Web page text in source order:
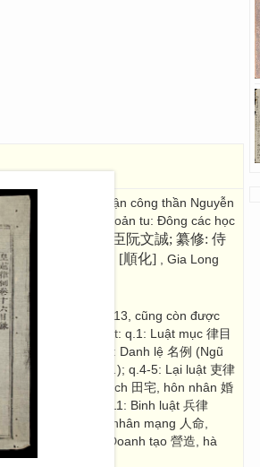
quân Thành quận công thần Nguyễn
Trinh; Hiệp biện toản tu: Đông các học
西大將軍誠郡公臣阮文誠; 纂修: 侍
宥 : [Thuận Hoá ] [順化] , Gia Long
30 x 20
Long vào năm 1813, cũng còn được
luật và hình luật: q.1: Luật mục 律目
hình luật); q.2-3: Danh lệ 名例 (Ngũ
tội 應議者犯罪,…); q.4-5: Lại luật 吏律
dịch 戶役, Điền trạch 田宅, hôn nhân 婚
chế 儀制); q.10-11: Binh luật 兵律
(Tặc đạo 賊盗, nhân mạng 人命,
Công luật 工律 (Doanh tạo 營造, hà